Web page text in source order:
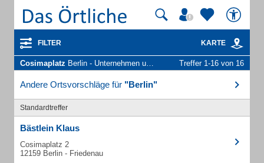
FILTER KARTE
Cosimaplatz Berlin - Unternehmen und Personen Treffer 1-16 von 16
Andere Ortsvorschläge für "Berlin"
Standardtreffer
Bästlein Klaus
Cosimaplatz 2
12159 Berlin - Friedenau